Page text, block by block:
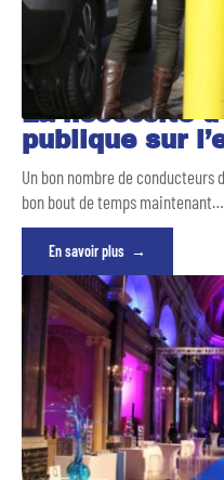
La nécessité
publique sur
Un bon nombre de conducteurs
bon bout de temps maintenant…
En savoir plus